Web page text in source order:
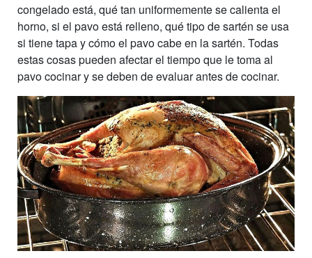
congelado está, qué tan uniformemente se calienta el
horno, si el pavo está relleno, qué tipo de sartén se usa
si tiene tapa y cómo el pavo cabe en la sartén. Todas
estas cosas pueden afectar el tiempo que le toma al
pavo cocinar y se deben de evaluar antes de cocinar.